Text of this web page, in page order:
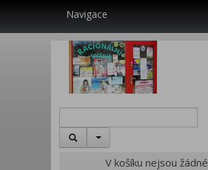
Navigace
V košíku nejsou